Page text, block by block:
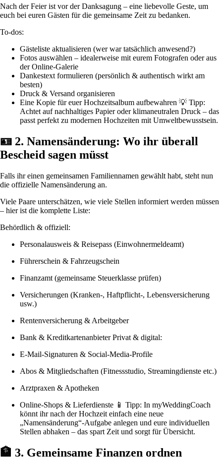
Nach der Feier ist vor der Danksagung – eine liebevolle Geste, um
euch bei euren Gästen für die gemeinsame Zeit zu bedanken.
To-dos:
Gästeliste aktualisieren (wer war tatsächlich anwesend?)
Fotos auswählen – idealerweise mit eurem Fotografen oder aus
der Online-Galerie
Dankestext formulieren (persönlich & authentisch wirkt am
besten)
Druck & Versand organisieren
Eine Kopie für euer Hochzeitsalbum aufbewahren 💡 Tipp:
Achtet auf nachhaltiges Papier oder klimaneutralen Druck – das
passt perfekt zu modernen Hochzeiten mit Umweltbewusstsein.
🪪 2. Namensänderung: Wo ihr überall
Bescheid sagen müsst
Falls ihr einen gemeinsamen Familiennamen gewählt habt, steht nun
die offizielle Namensänderung an.
Viele Paare unterschätzen, wie viele Stellen informiert werden müssen
– hier ist die komplette Liste:
Behördlich & offiziell:
Personalausweis & Reisepass (Einwohnermeldeamt)
Führerschein & Fahrzeugschein
Finanzamt (gemeinsame Steuerklasse prüfen)
Versicherungen (Kranken-, Haftpflicht-, Lebensversicherung
usw.)
Rentenversicherung & Arbeitgeber
Bank & Kreditkartenanbieter Privat & digital:
E-Mail-Signaturen & Social-Media-Profile
Abos & Mitgliedschaften (Fitnessstudio, Streamingdienste etc.)
Arztpraxen & Apotheken
Online-Shops & Lieferdienste 📱 Tipp: In myWeddingCoach
könnt ihr nach der Hochzeit einfach eine neue
„Namensänderung“-Aufgabe anlegen und eure individuellen
Stellen abhaken – das spart Zeit und sorgt für Übersicht.
🏦 3. Gemeinsame Finanzen ordnen